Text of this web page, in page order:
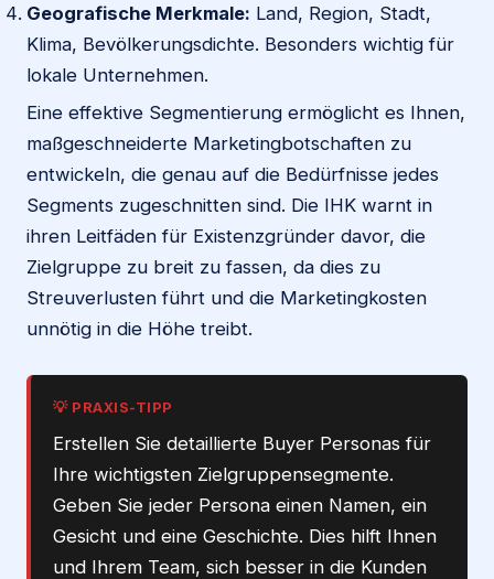
Geografische Merkmale: Land, Region, Stadt,
Klima, Bevölkerungsdichte. Besonders wichtig für
lokale Unternehmen.
Eine effektive Segmentierung ermöglicht es Ihnen,
maßgeschneiderte Marketingbotschaften zu
entwickeln, die genau auf die Bedürfnisse jedes
Segments zugeschnitten sind. Die IHK warnt in
ihren Leitfäden für Existenzgründer davor, die
Zielgruppe zu breit zu fassen, da dies zu
Streuverlusten führt und die Marketingkosten
unnötig in die Höhe treibt.
💡 PRAXIS-TIPP
Erstellen Sie detaillierte Buyer Personas für
Ihre wichtigsten Zielgruppensegmente.
Geben Sie jeder Persona einen Namen, ein
Gesicht und eine Geschichte. Dies hilft Ihnen
und Ihrem Team, sich besser in die Kunden